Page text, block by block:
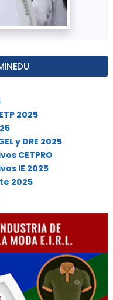
2025
y DRE 2025
CETPRO
IE 2025
2025